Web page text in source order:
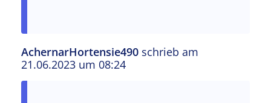
AchernarHortensie490 schrieb am
21.06.2023 um 08:24